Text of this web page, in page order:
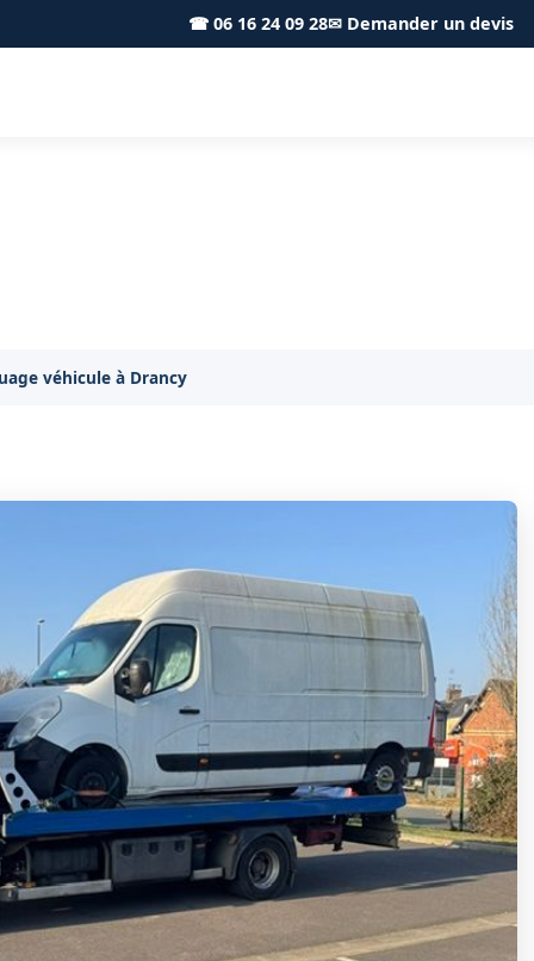
☎ 06 16 24 09 28✉ Demander un devis
véhicule à Drancy